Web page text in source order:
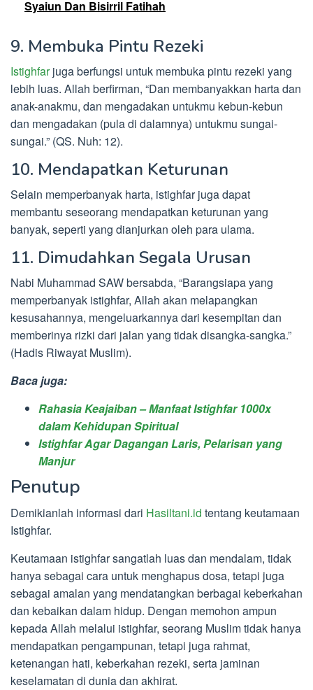
Syaiun Dan Bisirril Fatihah
9. Membuka Pintu Rezeki
Istighfarjuga berfungsi untuk membuka pintu rezeki yang
lebih luas. Allah berfirman, “Dan membanyakkan harta dan
anak-anakmu, dan mengadakan untukmu kebun-kebun
dan mengadakan (pula di dalamnya) untukmu sungai-
sungai.” (QS. Nuh: 12).
10. Mendapatkan Keturunan
Selain memperbanyak harta, istighfar juga dapat
membantu seseorang mendapatkan keturunan yang
banyak, seperti yang dianjurkan oleh para ulama.
11. Dimudahkan Segala Urusan
Nabi Muhammad SAW bersabda, “Barangsiapa yang
memperbanyak istighfar, Allah akan melapangkan
kesusahannya, mengeluarkannya dari kesempitan dan
memberinya rizki dari jalan yang tidak disangka-sangka.”
(Hadis Riwayat Muslim).
Baca juga:
Rahasia Keajaiban – Manfaat Istighfar 1000x
dalam Kehidupan Spiritual
Istighfar Agar Dagangan Laris, Pelarisan yang
Manjur
Penutup
Demikianlah informasi dari Hasiltani.id tentang keutamaan
Istighfar.
Keutamaan istighfar sangatlah luas dan mendalam, tidak
hanya sebagai cara untuk menghapus dosa, tetapi juga
sebagai amalan yang mendatangkan berbagai keberkahan
dan kebaikan dalam hidup. Dengan memohon ampun
kepada Allah melalui istighfar, seorang Muslim tidak hanya
mendapatkan pengampunan, tetapi juga rahmat,
ketenangan hati, keberkahan rezeki, serta jaminan
keselamatan di dunia dan akhirat.